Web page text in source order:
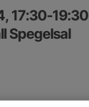
17:30-19:30
Spegelsal